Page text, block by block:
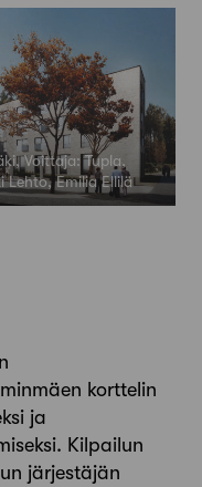
Voittaja: Tupla,
Lehto, Emilia Ellilä
korttelin
ja
Kilpailun
järjestäjän